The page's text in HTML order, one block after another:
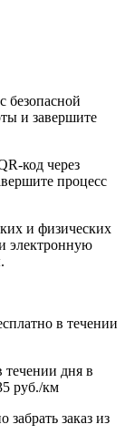
безопасной
и завершите
код через
процесс
и физических
электронную
в течении
течении дня в
руб./км
заказ из